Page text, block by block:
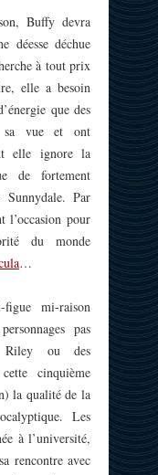
Buffy devra
déesse déchue
à tout prix
elle a besoin
que des
sa vue et ont
elle ignore la
de fortement
Par
l’occasion pour
du monde
…
mi-raison
pas
Riley ou des
cinquième
la qualité de la
Les
à l’université,
rencontre avec